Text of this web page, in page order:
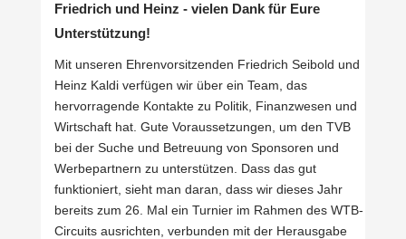
Friedrich und Heinz - vielen Dank für Eure
Unterstützung!
Mit unseren Ehrenvorsitzenden Friedrich Seibold und
Heinz Kaldi verfügen wir über ein Team, das
hervorragende Kontakte zu Politik, Finanzwesen und
Wirtschaft hat. Gute Voraussetzungen, um den TVB
bei der Suche und Betreuung von Sponsoren und
Werbepartnern zu unterstützen. Dass das gut
funktioniert, sieht man daran, dass wir dieses Jahr
bereits zum 26. Mal ein Turnier im Rahmen des WTB-
Circuits ausrichten, verbunden mit der Herausgabe